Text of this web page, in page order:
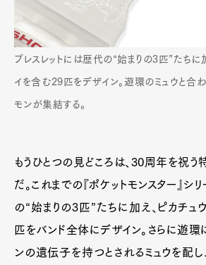
ブレスレットには歴代の“始まりの3匹”たちに
イを含む29匹をデザイン。遊環のミュウと合
モンが集結する。
もうひとつの見どころは、30周年を祝う
だ。これまでの『ポケットモンスター』
の“始まりの3匹”たちに加え、ピカチュ
匹をバンド全体にデザイン。さらに遊環
ンの遺伝子を持つとされるミュウを配